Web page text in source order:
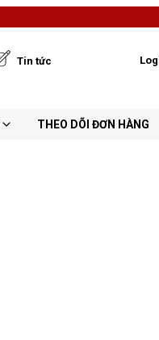
Tin tức
THEO DÕI ĐƠN HÀNG